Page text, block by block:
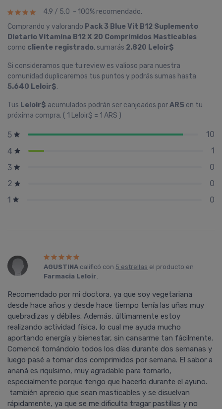
4.9 / 5.0 - 100% recomendado.
Comprando y valorando Pack 3 Blue Vit B12 Suplemento
Dietario Vitamina B12 X 20 Comprimidos Masticables
como cliente registrado, sumarás 2.820 Leloir$
Si consideramos que tu review es valioso para nuestra
comunidad duplicaremos tus puntos y podrás sumas hasta
5.640 Leloir$.
Tus Leloir$ acumulados podrán ser canjeados porARS en tu
próxima compra. ( 1 Leloir$ = 1 ARS )
5
10
4
1
3
0
2
0
1
0
AGUSTINA calificó con 5 estrellas el producto en
Farmacia Leloir.
Recomendado por mi doctora, ya que soy vegetariana
desde hace años y desde hace tiempo tenía las uñas muy
quebradizas y débiles. Además, últimamente estoy
realizando actividad física, lo cual me ayuda mucho
aportando energía y bienestar, sin cansarme tan fácilmente.
Comencé tomándolo todos los días durante dos semanas y
luego pasé a tomar dos comprimidos por semana. El sabor a
ananá es riquísimo, muy agradable para tomarlo,
especialmente porque tengo que hacerlo durante el ayuno.
también aprecio que sean masticables y se disuelvan
rápidamente, ya que se me dificulta tragar pastillas y no